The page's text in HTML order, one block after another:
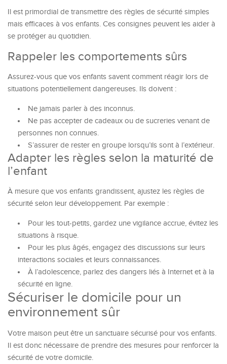
Il est primordial de transmettre des règles de sécurité simples
mais efficaces à vos enfants. Ces consignes peuvent les aider à
se protéger au quotidien.
Rappeler les comportements sûrs
Assurez-vous que vos enfants savent comment réagir lors de
situations potentiellement dangereuses. Ils doivent :
Ne jamais parler à des inconnus.
Ne pas accepter de cadeaux ou de sucreries venant de
personnes non connues.
S’assurer de rester en groupe lorsqu’ils sont à l’extérieur.
Adapter les règles selon la maturité de
l’enfant
À mesure que vos enfants grandissent, ajustez les règles de
sécurité selon leur développement. Par exemple :
Pour les tout-petits, gardez une vigilance accrue, évitez les
situations à risque.
Pour les plus âgés, engagez des discussions sur leurs
interactions sociales et leurs connaissances.
À l’adolescence, parlez des dangers liés à Internet et à la
sécurité en ligne.
Sécuriser le domicile pour un
environnement sûr
Votre maison peut être un sanctuaire sécurisé pour vos enfants.
Il est donc nécessaire de prendre des mesures pour renforcer la
sécurité de votre domicile.